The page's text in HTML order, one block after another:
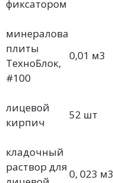
фиксатором
минераловатные
плиты
ТехноБлок,
#100
0,01 м3
лицевой
кирпич
52 шт
кладочный
раствор для
0, 023 м3